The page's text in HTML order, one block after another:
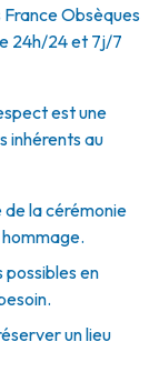
Obsèques
24h/24 et 7j/7
est une
inhérents au
la cérémonie
en
un lieu